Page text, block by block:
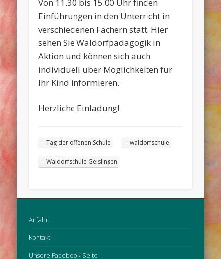
Von 11.30 bis 15.00 Uhr finden
Einführungen in den Unterricht in
verschiedenen Fächern statt. Hier
sehen Sie Waldorfpädagogik in
Aktion und können sich auch
individuell über Möglichkeiten für
Ihr Kind informieren.
Herzliche Einladung!
Tag der offenen Schule waldorfschule
Waldorfschule Geislingen
Anfahrt
Kontakt
Unsere Facebook-Seite